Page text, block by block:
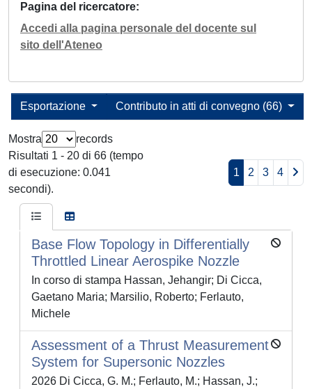
Pagina del ricercatore
Accedi alla pagina personale del docente sul
sito dell'Ateneo
Contributo in atti di convegno (66)
Esportazione
Mostra
records
Risultati 1 - 20 di 66 (tempo
di esecuzione: 0.041
secondi).
1 2 3 4
Base Flow Topology in Differentially
Throttled Linear Aerospike Nozzle
In corso di stampa Hassan, Jehangir; Di Cicca,
Gaetano Maria; Marsilio, Roberto; Ferlauto,
Michele
Assessment of a Thrust Measurement
System for Supersonic Nozzles
2026 Di Cicca, G. M.; Ferlauto, M.; Hassan, J.;